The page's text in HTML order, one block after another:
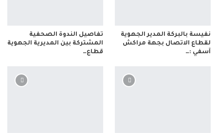
نفيسة بالبركة المدير الجهوية
لقطاع الاتصال بجهة مراكش
آسفي :…
تفاصيل الندوة الصحفية
المشتركة بين المديرية الجهوية
قطاع…